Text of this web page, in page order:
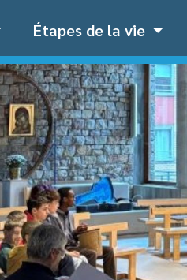
Étapes de la vie